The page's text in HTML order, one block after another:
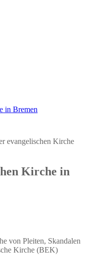
in Bremen
Kirche in
von Pleiten, Skandalen
Kirche (BEK)